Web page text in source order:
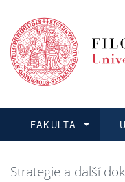
FAKULTA
Strategie a další